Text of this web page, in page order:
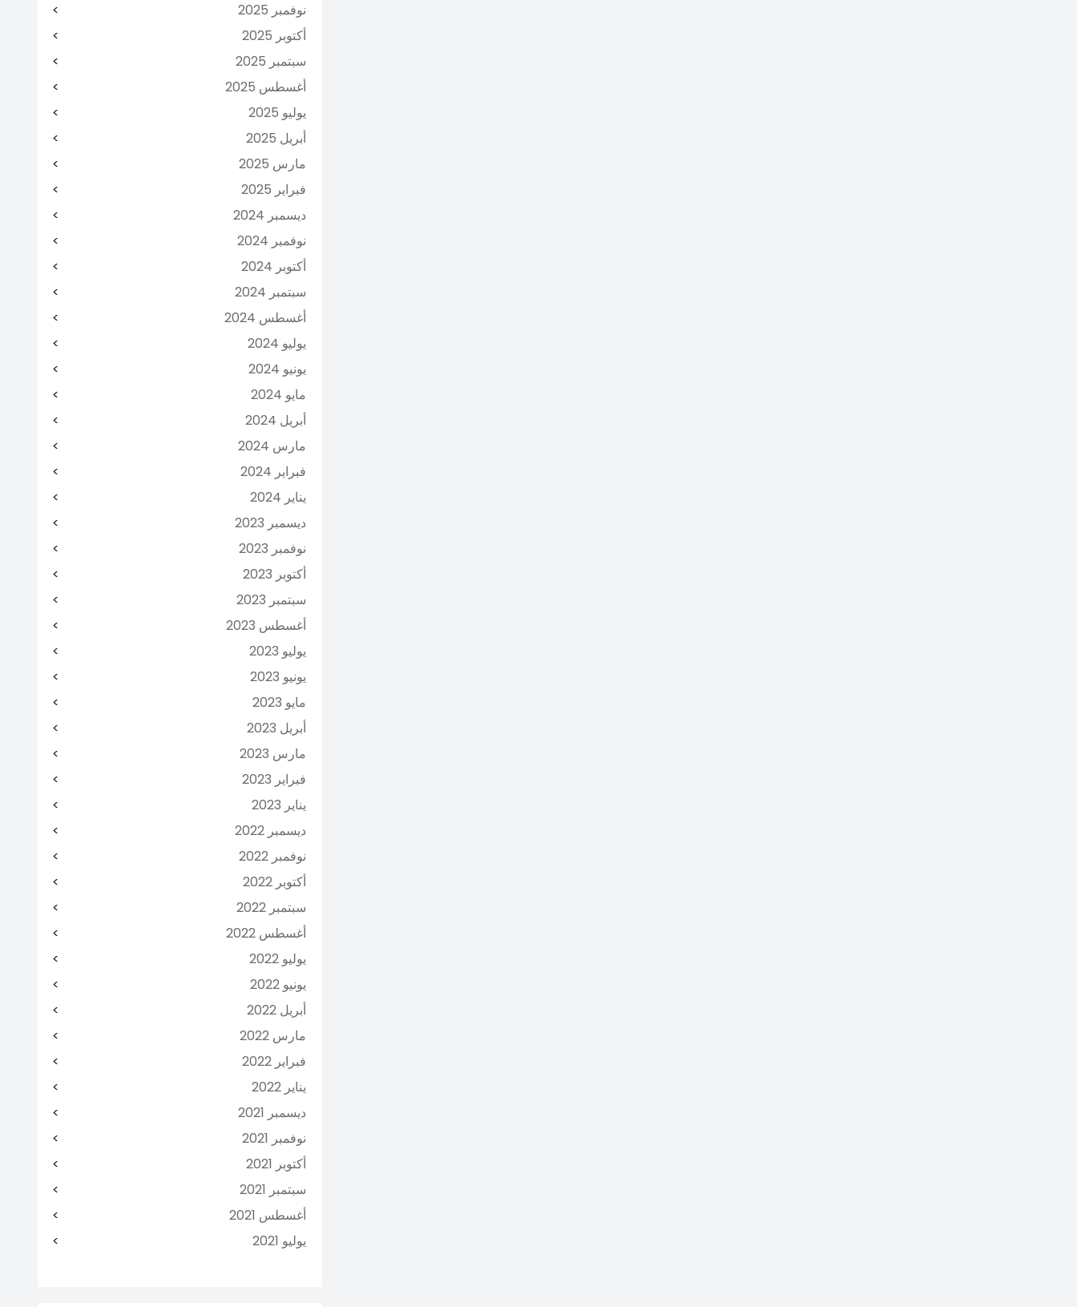
نوفمبر 2025
أكتوبر 2025
سبتمبر 2025
أغسطس 2025
يوليو 2025
أبريل 2025
مارس 2025
فبراير 2025
ديسمبر 2024
نوفمبر 2024
أكتوبر 2024
سبتمبر 2024
أغسطس 2024
يوليو 2024
يونيو 2024
مايو 2024
أبريل 2024
مارس 2024
فبراير 2024
يناير 2024
ديسمبر 2023
نوفمبر 2023
أكتوبر 2023
سبتمبر 2023
أغسطس 2023
يوليو 2023
يونيو 2023
مايو 2023
أبريل 2023
مارس 2023
فبراير 2023
يناير 2023
ديسمبر 2022
نوفمبر 2022
أكتوبر 2022
سبتمبر 2022
أغسطس 2022
يوليو 2022
يونيو 2022
أبريل 2022
مارس 2022
فبراير 2022
يناير 2022
ديسمبر 2021
نوفمبر 2021
أكتوبر 2021
سبتمبر 2021
أغسطس 2021
يوليو 2021